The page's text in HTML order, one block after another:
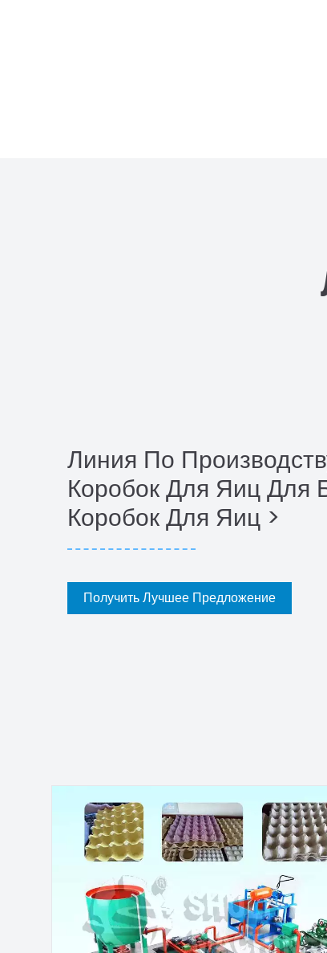
Линия По
Коробок Для Яиц Для
Коробок Для Яиц >
Получить Лучшее Предложение